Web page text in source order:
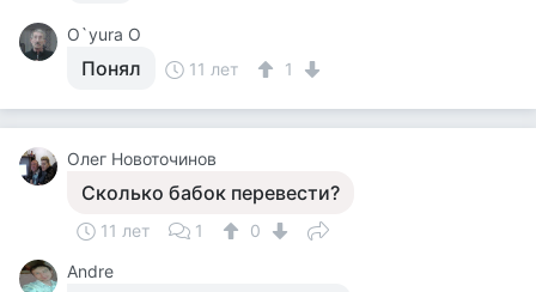
O`yura O
Понял 11 лет 1
Олег Новоточинов
Сколько бабок перевести?
11 лет 1
0
Andre